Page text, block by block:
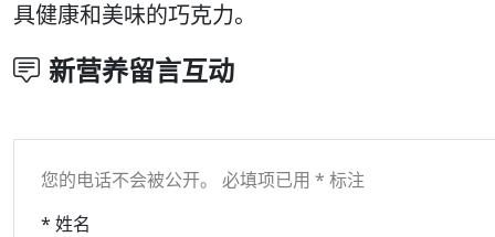
具健康和美味的巧克力。
新营养留言互动
您的电话不会被公开。 必填项已用 * 标注
* 姓名